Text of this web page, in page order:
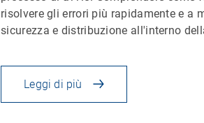
risolvere gli errori più rapidamente e a
sicurezza e distribuzione all'interno
Leggi di più